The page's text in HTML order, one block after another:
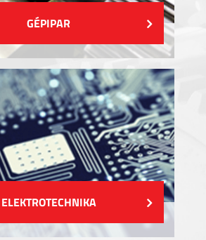
GÉPIPAR
ELEKTROTECHNIKA